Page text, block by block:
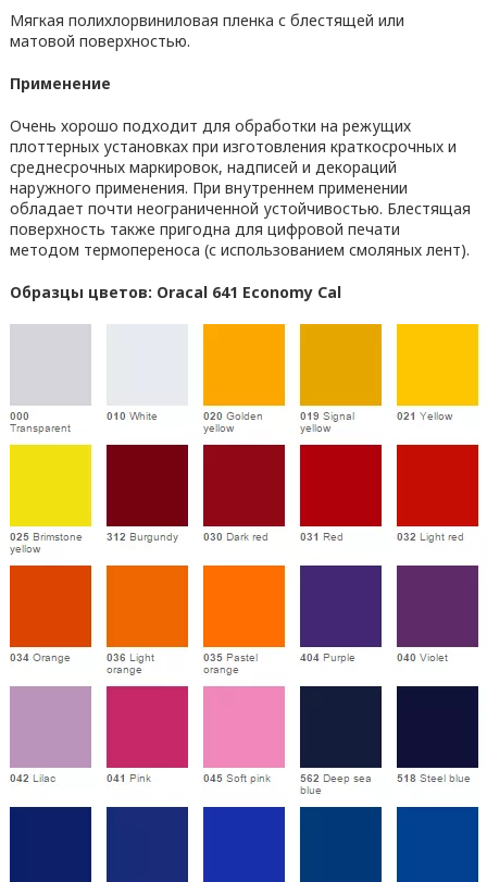
Мягкая полихлорвиниловая пленка с блестящей или
матовой поверхностью.
Применение
Очень хорошо подходит для обработки на режущих
плоттерных установках при изготовления краткосрочных и
среднесрочных маркировок, надписей и декораций
наружного применения. При внутреннем применении
обладает почти неограниченной устойчивостью. Блестящая
поверхность также пригодна для цифровой печати
методом термопереноса (с использованием смоляных лент).
Образцы цветов: Oracal 641 Economy Cal